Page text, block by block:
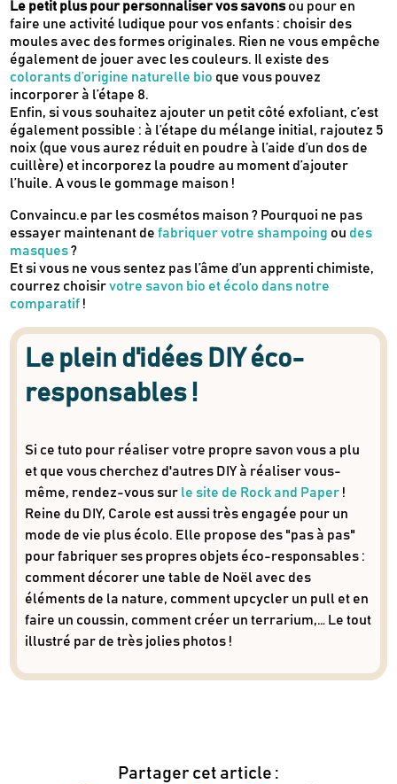
Newsletter
Inscrivez-vous
Des guides d’achats de produits éco-
responsables
Des conseils et des décryptages pour mieux
consommer
Nos dernières actus & codes promo
Je m'inscris
Recevez en cadeau votre livret detutos
& recettes
approuvés parLe Kaba !
Le petit plus pour personnaliser vos savonsou pour en
faire une activité ludique pour vos enfants : choisir des
moules avec des formes originales. Rien ne vous empêche
également de jouer avec les couleurs. Il existe des
colorants d’origine naturelle bio que vous pouvez
incorporer à l’étape 8.
Enfin, si vous souhaitez ajouter un petit côté exfoliant, c’est
également possible : à l’étape du mélange initial, rajoutez 5
noix (que vous aurez réduit en poudre à l’aide d’un dos de
cuillère) et incorporez la poudre au moment d’ajouter
l’huile. A vous le gommage maison !
Convaincu.e par les cosmétos maison ? Pourquoi ne pas
essayer maintenant defabriquer votre shampoing ou des
masques?
Et si vous ne vous sentez pas l’âme d’un apprenti chimiste,
courrez choisirvotre savon bio et écolo dans notre
comparatif !
Le plein d'idées DIY éco-
responsables !
Si ce tuto pour réaliser votre propre savon vous a plu
et que vous cherchez d'autres DIY à réaliser vous-
même, rendez-vous sur le site de Rock and Paper!
Reine du DIY, Carole est aussi très engagée pour un
mode de vie plus écolo. Elle propose des "pas à pas"
pour fabriquer ses propres objets éco-responsables :
comment décorer une table de Noël avec des
éléments de la nature, comment upcycler un pull et en
faire un coussin, comment créer un terrarium,… Le tout
illustré par de très jolies photos !
Partager cet article :